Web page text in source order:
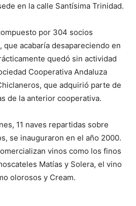
en la calle Santísima Trinidad.
por 304 socios
que acabaría desapareciendo en
quedó sin actividad
Cooperativa Andaluza
que adquirió parte de
de la anterior cooperativa.
11 naves repartidas sobre
se inauguraron en el año 2000.
vinos como los finos
Matías y Solera, el vino
olorosos y Cream.